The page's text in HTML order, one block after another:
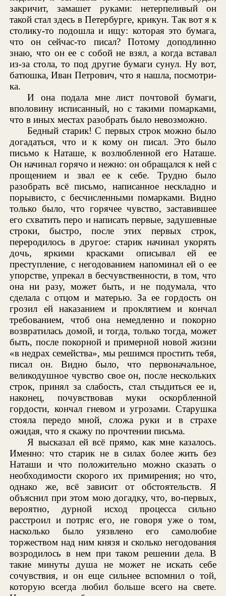
закричит, замашет руками: нетерпеливый он
такой стал здесь в Петербурге, крикун. Так вот я к
столику-то подошла и ищу: которая это бумага,
что он сейчас-то писал? Потому доподлинно
знаю, что он ее с собой не взял, а когда вставал
из-за стола, то под другие бумаги сунул. Ну вот,
батюшка, Иван Петрович, что я нашла, посмотри-
ка.
И она подала мне лист почтовой бумаги,
вполовину исписанный, но с такими помарками,
что в иных местах разобрать было невозможно.
Бедный старик! С первых строк можно было
догадаться, что и к кому он писал. Это было
письмо к Наташе, к возлюбленной его Наташе.
Он начинал горячо и нежно: он обращался к ней с
прощением и звал ее к себе. Трудно было
разобрать всё письмо, написанное нескладно и
порывисто, с бесчисленными помарками. Видно
только было, что горячее чувство, заставившее
его схватить перо и написать первые, задушевные
строки, быстро, после этих первых строк,
переродилось в другое: старик начинал укорять
дочь, яркими красками описывал ей ее
преступление, с негодованием напоминал ей о ее
упорстве, упрекал в бесчувственности, в том, что
она ни разу, может быть, и не подумала, что
сделала с отцом и матерью. За ее гордость он
грозил ей наказанием и проклятием и кончал
требованием, чтоб она немедленно и покорно
возвратилась домой, и тогда, только тогда, может
быть, после покорной и примерной новой жизни
«в недрах семейства», мы решимся простить тебя,
писал он. Видно было, что первоначальное,
великодушное чувство свое он, после нескольких
строк, принял за слабость, стал стыдиться ее и,
наконец, почувствовав муки оскорбленной
гордости, кончал гневом и угрозами. Старушка
стояла передо мной, сложа руки и в страхе
ожидая, что я скажу по прочтении письма.
Я высказал ей всё прямо, как мне казалось.
Именно: что старик не в силах более жить без
Наташи и что положительно можно сказать о
необходимости скорого их примирения; но что,
однако же, всё зависит от обстоятельств. Я
объяснил при этом мою догадку, что, во-первых,
вероятно, дурной исход процесса сильно
расстроил и потряс его, не говоря уже о том,
насколько было уязвлено его самолюбие
торжеством над ним князя и сколько негодования
возродилось в нем при таком решении дела. В
такие минуты душа не может не искать себе
сочувствия, и он еще сильнее вспомнил о той,
которую всегда любил больше всего на свете.